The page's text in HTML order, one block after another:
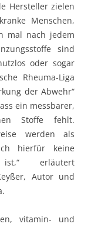
Hersteller zielen
Menschen,
mal nach jedem
sind
oder sogar
Rheuma-Liga
der Abwehr“
ein messbarer,
Stoffe fehlt.
werden als
hierfür keine
ist,“ erläutert
Autor und
vitamin- und